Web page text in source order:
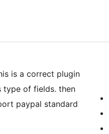
is a correct plugin
type of fields. then
paypal standard